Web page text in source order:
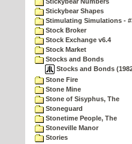
Stickybear Shapes
Stimulating Simulations -
Stock Broker
Stock Exchange v6.4
Stock Market
Stocks and Bonds
Stocks and Bonds
Stone Fire
Stone Mine
Stone of Sisyphus, The
Stoneguard
Stonetime People, The
Stoneville Manor
Stories